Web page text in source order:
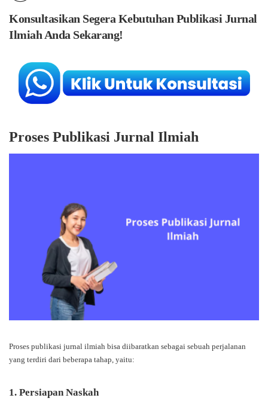
Konsultasikan Segera Kebutuhan Publikasi Jurnal
Ilmiah Anda Sekarang!
Proses Publikasi Jurnal Ilmiah
Proses publikasi jurnal ilmiah bisa diibaratkan sebagai sebuah perjalanan
yang terdiri dari beberapa tahap, yaitu:
1. Persiapan Naskah